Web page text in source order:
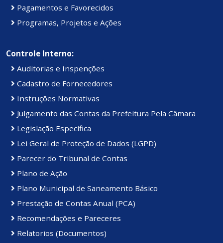
Pagamentos e Favorecidos
Programas, Projetos e Ações
Controle Interno:
Auditorias e Inspenções
Cadastro de Fornecedores
Instruções Normativas
Julgamento das Contas da Prefeitura Pela Câmara
Legislação Específica
Lei Geral de Proteção de Dados (LGPD)
Parecer do Tribunal de Contas
Plano de Ação
Plano Municipal de Saneamento Básico
Prestação de Contas Anual (PCA)
Recomendações e Pareceres
Relatorios (Documentos)